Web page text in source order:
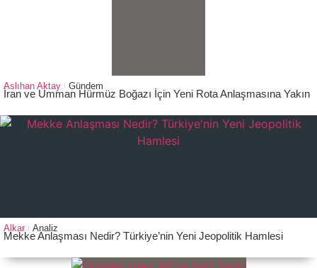
Aslıhan Aktay Gündem
İran ve Umman Hürmüz Boğazı İçin Yeni Rota Anlaşmasına Yakın
Alkar Analiz
Mekke Anlaşması Nedir? Türkiye’nin Yeni Jeopolitik Hamlesi